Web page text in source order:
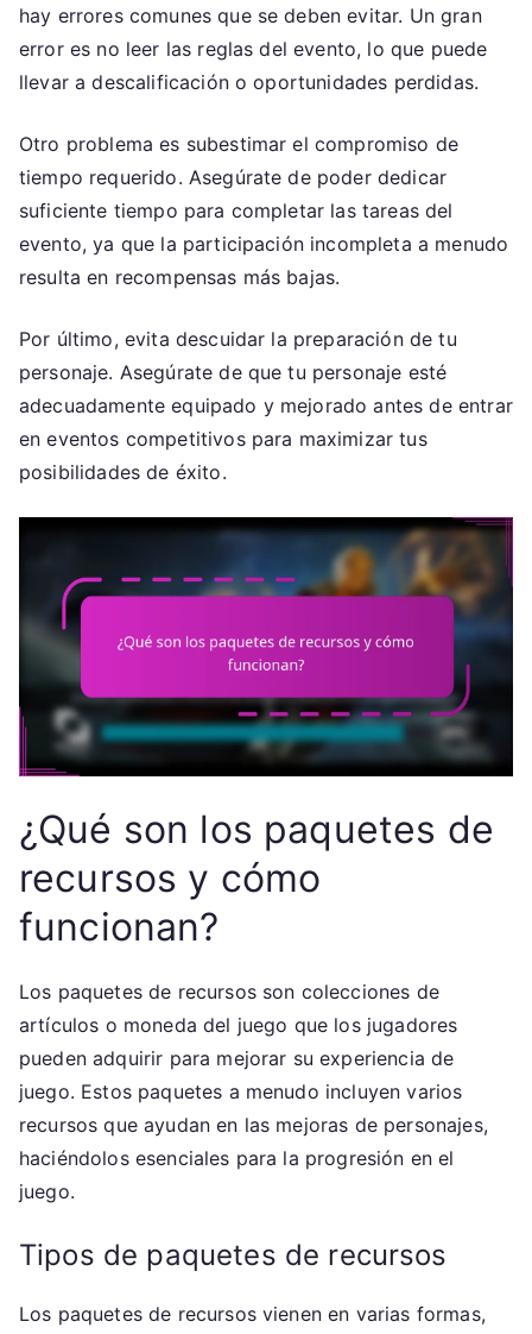
hay errores comunes que se deben evitar. Un gran
error es no leer las reglas del evento, lo que puede
llevar a descalificación o oportunidades perdidas.
Otro problema es subestimar el compromiso de
tiempo requerido. Asegúrate de poder dedicar
suficiente tiempo para completar las tareas del
evento, ya que la participación incompleta a menudo
resulta en recompensas más bajas.
Por último, evita descuidar la preparación de tu
personaje. Asegúrate de que tu personaje esté
adecuadamente equipado y mejorado antes de entrar
en eventos competitivos para maximizar tus
posibilidades de éxito.
¿Qué son los paquetes de
recursos y cómo
funcionan?
Los paquetes de recursos son colecciones de
artículos o moneda del juego que los jugadores
pueden adquirir para mejorar su experiencia de
juego. Estos paquetes a menudo incluyen varios
recursos que ayudan en las mejoras de personajes,
haciéndolos esenciales para la progresión en el
juego.
Tipos de paquetes de recursos
Los paquetes de recursos vienen en varias formas,